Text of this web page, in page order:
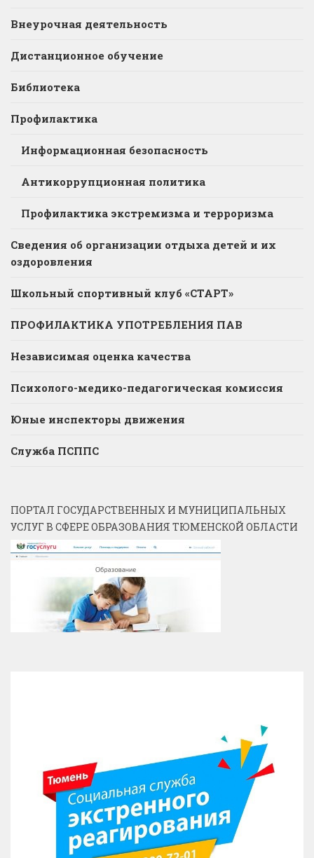
Внеурочная деятельность
Дистанционное обучение
Библиотека
Профилактика
Информационная безопасность
Антикоррупционная политика
Профилактика экстремизма и терроризма
Сведения об организации отдыха детей и их
оздоровления
Школьный спортивный клуб «СТАРТ»
ПРОФИЛАКТИКА УПОТРЕБЛЕНИЯ ПАВ
Независимая оценка качества
Психолого-медико-педагогическая комиссия
Юные инспекторы движения
Служба ПСППС
ПОРТАЛ ГОСУДАРСТВЕННЫХ И МУНИЦИПАЛЬНЫХ
УСЛУГ В СФЕРЕ ОБРАЗОВАНИЯ ТЮМЕНСКОЙ ОБЛАСТИ